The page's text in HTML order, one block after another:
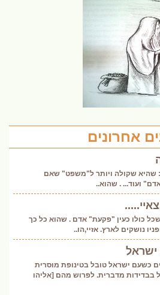
אחרונים
שקולה ויותר ל"משפט" שאם
ועוד... . שהוא..
כולו כעין "פקעת" אדם . שהוא כל כך
נושקים לארץ. אזיי,הו..
ישראל
כשעם ישראל טובל בטינופת מוסרית
בבדידות מדברית. לפרוש מהם [אליהו